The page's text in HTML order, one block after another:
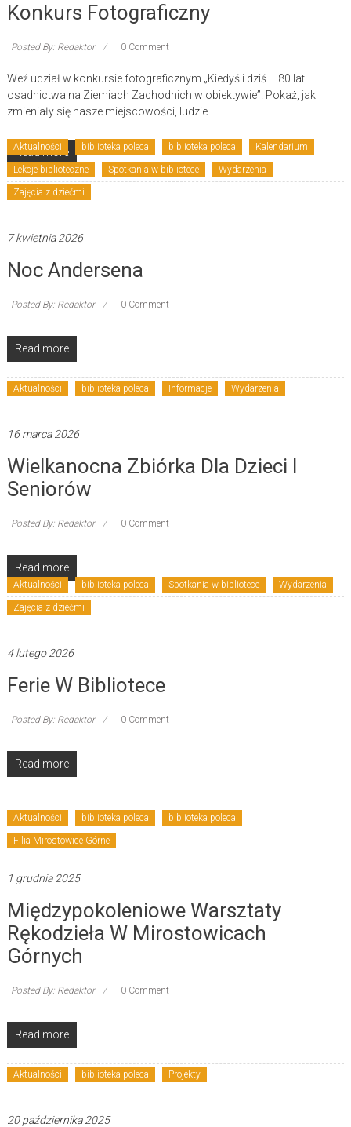
Konkurs Fotograficzny
Posted By: Redaktor 0 Comment
Weź udział w konkursie fotograficznym „Kiedyś i dziś – 80 lat
osadnictwa na Ziemiach Zachodnich w obiektywie”! Pokaż, jak
zmieniały się nasze miejscowości, ludzie
Read more
Aktualności biblioteka poleca biblioteka poleca Kalendarium
Lekcje biblioteczne Spotkania w bibliotece Wydarzenia
Zajęcia z dziećmi
7 kwietnia 2026
Noc Andersena
Posted By: Redaktor 0 Comment
Read more
Aktualności biblioteka poleca Informacje Wydarzenia
16 marca 2026
Wielkanocna Zbiórka Dla Dzieci I
Seniorów
Posted By: Redaktor 0 Comment
Read more
Aktualności biblioteka poleca Spotkania w bibliotece Wydarzenia
Zajęcia z dziećmi
4 lutego 2026
Ferie W Bibliotece
Posted By: Redaktor 0 Comment
Read more
Aktualności biblioteka poleca biblioteka poleca
Filia Mirostowice Górne
1 grudnia 2025
Międzypokoleniowe Warsztaty
Rękodzieła W Mirostowicach
Górnych
Posted By: Redaktor 0 Comment
Read more
Aktualności biblioteka poleca Projekty
20 października 2025